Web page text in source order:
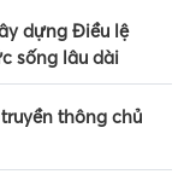
dựng Điều lệ
sống lâu dài
thông chủ